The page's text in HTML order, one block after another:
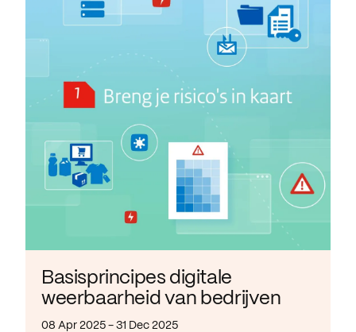
Basisprincipes digitale
weerbaarheid van bedrijven
08 Apr 2025 - 31 Dec 2025